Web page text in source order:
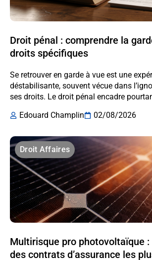
Droit pénal : comprendre la
droits spécifiques
Se retrouver en garde à vue est une
déstabilisante, souvent vécue dans
ses droits. Le droit pénal encadre
Edouard Champlin
02/08/2026
Droit Affaires
Multirisque pro photovoltaïque
des contrats d’assurance les